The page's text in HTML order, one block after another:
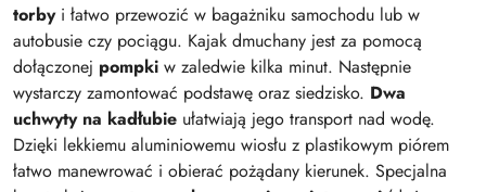
torbyi łatwo przewozić w bagażniku samochodu lub w
autobusie czy pociągu. Kajak dmuchany jest za pomocą
dołączonej pompki w zaledwie kilka minut. Następnie
wystarczy zamontować podstawę oraz siedzisko. Dwa
uchwyty na kadłubie ułatwiają jego transport nad wodę.
Dzięki lekkiemu aluminiowemu wiosłu z plastikowym piórem
łatwo manewrować i obierać pożądany kierunek. Specjalna